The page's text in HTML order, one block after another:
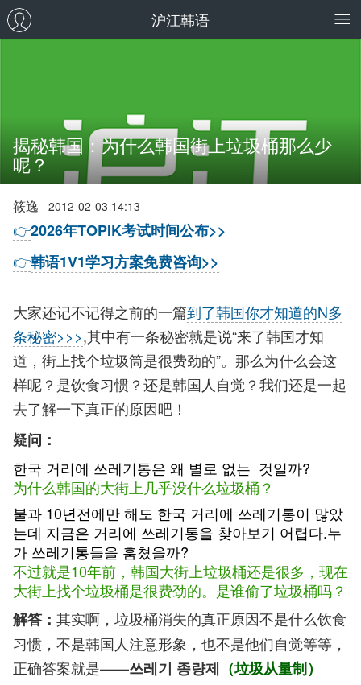
沪江韩语
揭秘韩国：为什么韩国街上垃圾桶那么少
呢？
筱逸 2012-02-03 14:13
👉2026年TOPIK考试时间公布>>
👉韩语1V1学习方案免费咨询>>
大家还记不记得之前的一篇到了韩国你才知道的N多
条秘密>>>,其中有一条秘密就是说“来了韩国才知
道，街上找个垃圾筒是很费劲的”。那么为什么会这
样呢？是饮食习惯？还是韩国人自觉？我们还是一起
去了解一下真正的原因吧！
疑问：
한국 거리에 쓰레기통은 왜 별로 없는 것일까?
为什么韩国的大街上几乎没什么垃圾桶？
불과 10년전에만 해도 한국 거리에 쓰레기통이 많았
는데 지금은 거리에 쓰레기통을 찾아보기 어렵다.누
가 쓰레기통들을 훔쳤을까?
不过就是10年前，韩国大街上垃圾桶还是很多，现在
大街上找个垃圾桶是很费劲的。是谁偷了垃圾桶吗？
解答： 其实啊，垃圾桶消失的真正原因不是什么饮食
习惯，不是韩国人注意形象，也不是他们自觉等等，
正确答案就是——쓰레기 종량제 （垃圾从量制）